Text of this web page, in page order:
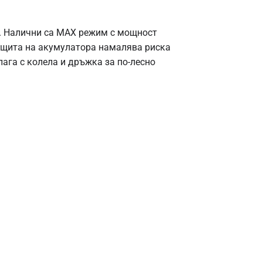
Налични са MAX режим с мощност
на акумулатора намалява риска
с колела и дръжка за по-лесно